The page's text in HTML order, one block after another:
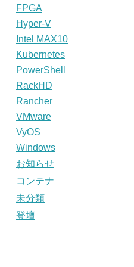
FPGA
Hyper-V
Intel MAX10
Kubernetes
PowerShell
RackHD
Rancher
VMware
VyOS
Windows
お知らせ
コンテナ
未分類
登壇